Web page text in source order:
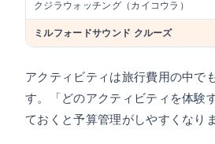
クジラウォッチング（カイコウラ）
ミルフォードサウンド クルーズ
アクティビティは旅行費用の中で
す。「どのアクティビティを体験
ておくと予算管理がしやすくなり